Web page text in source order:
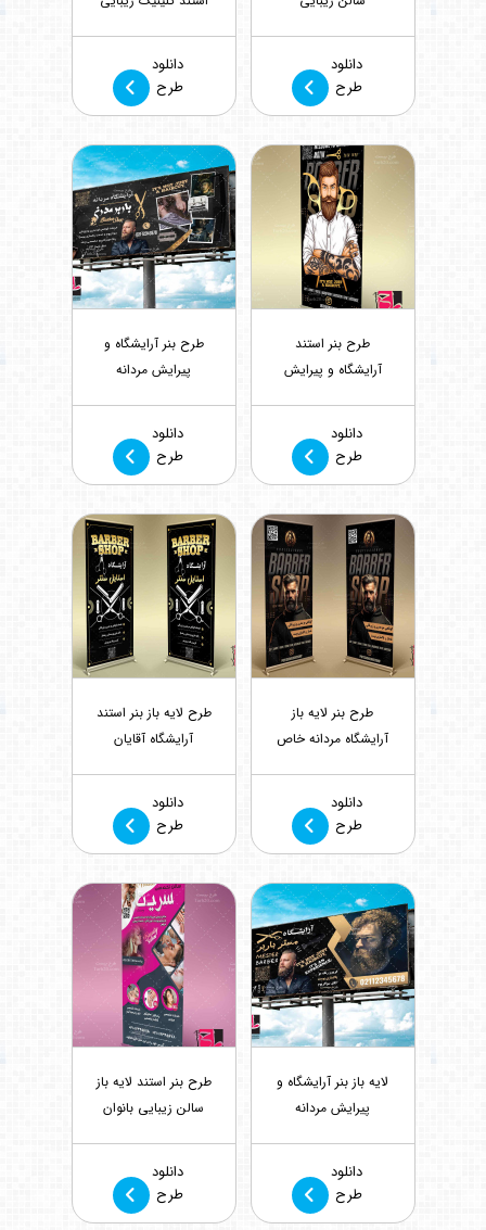
دانلود
طرح
دانلود
طرح
طرح بنر استند
آرایشگاه و پیرایش
بازدید : 1359
دانلود
طرح
طرح بنر آرایشگاه و
پیرایش مردانه
دانلود
طرح
طرح بنر لایه باز
آرایشگاه مردانه خاص
دانلود
طرح
طرح لایه باز بنر استند
آرایشگاه آقایان
دانلود
طرح
لایه باز بنر آرایشگاه و
پیرایش مردانه
دانلود
طرح
طرح بنر استند لایه باز
سالن زیبایی بانوان
دانلود
طرح